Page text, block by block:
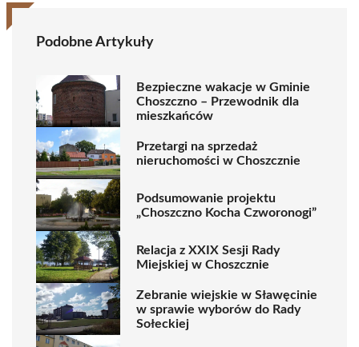
Podobne Artykuły
Bezpieczne wakacje w Gminie
Choszczno – Przewodnik dla
mieszkańców
Przetargi na sprzedaż
nieruchomości w Choszcznie
Podsumowanie projektu
„Choszczno Kocha Czworonogi”
Relacja z XXIX Sesji Rady
Miejskiej w Choszcznie
Zebranie wiejskie w Sławęcinie
w sprawie wyborów do Rady
Sołeckiej